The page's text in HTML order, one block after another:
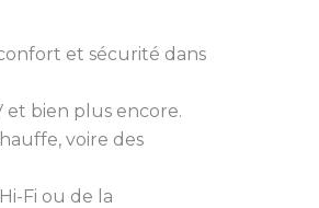
et sécurité dans
et bien plus encore.
voire des
Fi ou de la